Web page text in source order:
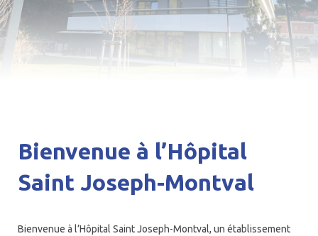
Bienvenue à l’Hôpital
Saint Joseph-Montval
Bienvenue à l’Hôpital Saint Joseph-Montval, un établissement